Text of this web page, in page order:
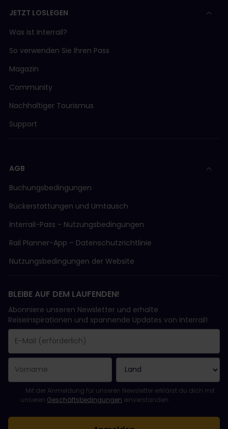
JETZT LOSLEGEN
Was ist Interrail?
So verwenden Sie Ihren Pass
Magazin
Community
Nachhaltiger Tourismus
Support
AGB
Buchungsbedingungen
Rückerstattungen und Umtausch
Interrail-Pass - Nutzungsbedingungen
Rail Planner-App – Datenschutzrichtlinie
Nutzungsbedingungen der Website
BLEIBE AUF DEM LAUFENDEN!
Abonniere unseren Newsletter und erhalte
Reiseinspirationen und spannende Updates von Interrail!
Das Feld „E-Mail-Adresse“ ist ein Pflichtfeld!
Diese E-Mail-Adresse ist ungültig!
Beim Abonnieren des Newsletters ist ein Fehler aufgetreten.
Du hast diesen Newsletter bereits abonniert!
Bitte stimme den Allgemeinen Geschäftsbedingungen zu, um
Mit der Anmeldung für unseren Newsletter erklärst du dich mit
unseren Geschäftsbedingungen einverstanden.